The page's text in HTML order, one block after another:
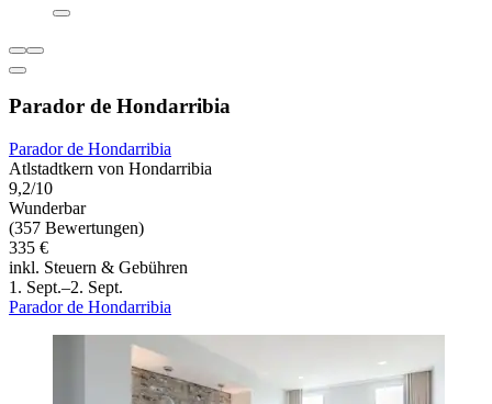
Parador de Hondarribia
Parador de Hondarribia
Atlstadtkern von Hondarribia
9,2/10
Wunderbar
(357 Bewertungen)
335 €
inkl. Steuern & Gebühren
1. Sept.–2. Sept.
Parador de Hondarribia